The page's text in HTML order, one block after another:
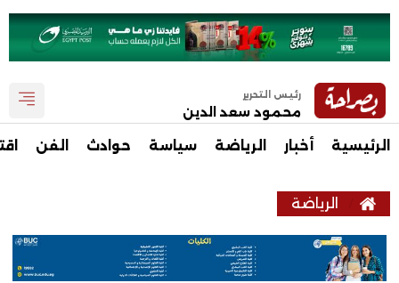
رئيس التحرير
محمود سعد الدين
الرئيسية أخبار الرياضة سياسة حوادث الفن
الرياضة